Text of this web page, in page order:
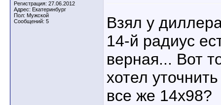
Регистрация: 27.06.2012
Адрес: Екатеринбург
Пол: Мужской
Сообщений: 5
Взял у
14-й радиус
верная... Вот
хотел
все же 14х98?